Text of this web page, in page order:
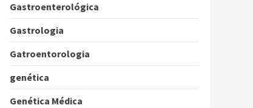
Gastroenterológica
Gastrologia
Gatroentorologia
genética
Genética Médica